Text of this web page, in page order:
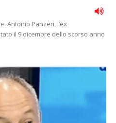
Antonio Panzeri, l’ex
il 9 dicembre dello scorso anno